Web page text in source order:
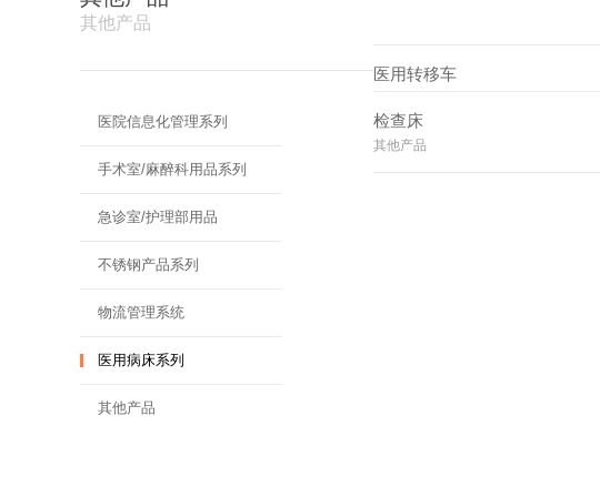
其他产品
医院信息化管理系列
手术室/麻醉科用品系列
急诊室/护理部用品
不锈钢产品系列
物流管理系统
医用病床系列
其他产品
医用转移车
检查床
其他产品